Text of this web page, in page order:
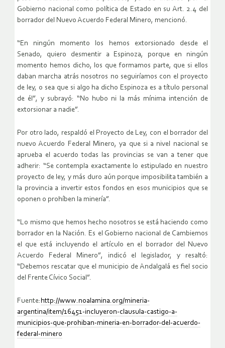
Gobierno nacional como política de Estado en su Art. 2.4 del
borrador del Nuevo Acuerdo Federal Minero, mencionó.
“En ningún momento los hemos extorsionado desde el
Senado, quiero desmentir a Espinoza, porque en ningún
momento hemos dicho, los que formamos parte, que si ellos
daban marcha atrás nosotros no seguiríamos con el proyecto
de ley, o sea que si algo ha dicho Espinoza es a título personal
de él”, y subrayó: “No hubo ni la más mínima intención de
extorsionar a nadie”.
Por otro lado, respaldó el Proyecto de Ley, con el borrador del
nuevo Acuerdo Federal Minero, ya que si a nivel nacional se
aprueba el acuerdo todas las provincias se van a tener que
adherir: “Se contempla exactamente lo estipulado en nuestro
proyecto de ley, y más duro aún porque imposibilita también a
la provincia a invertir estos fondos en esos municipios que se
oponen o prohíben la minería”.
“Lo mismo que hemos hecho nosotros se está haciendo como
borrador en la Nación. Es el Gobierno nacional de Cambiemos
el que está incluyendo el artículo en el borrador del Nuevo
Acuerdo Federal Minero”, indicó el legislador, y resaltó:
“Debemos rescatar que el municipio de Andalgalá es fiel socio
del Frente Cívico Social”.
Fuente: http://www.noalamina.org/mineria-
argentina/item/16451-incluyeron-clausula-castigo-a-
municipios-que-prohiban-mineria-en-borrador-del-acuerdo-
federal-minero